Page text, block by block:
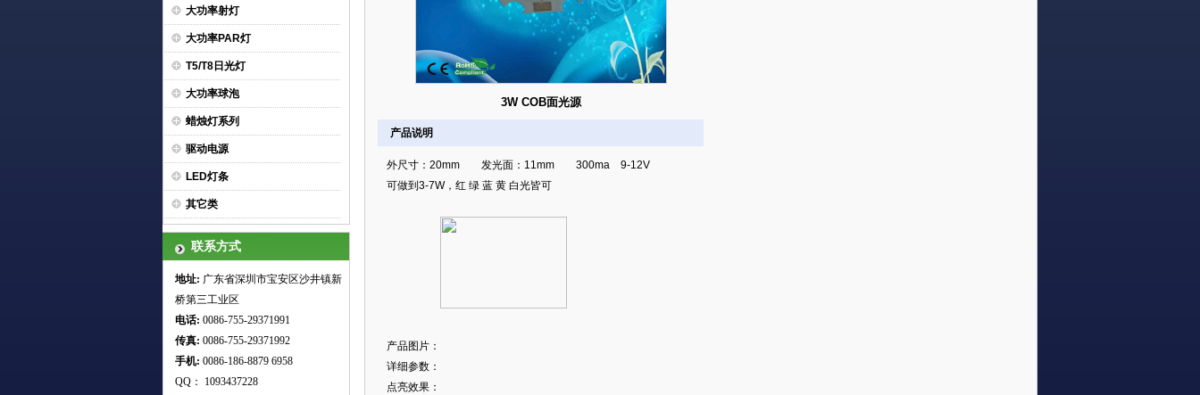
大功率射灯
大功率PAR灯
T5/T8日光灯
大功率球泡
蜡烛灯系列
驱动电源
LED灯条
其它类
联系方式
地址: 广东省深圳市宝安区沙井镇新
桥第三工业区
电话: 0086-755-29371991
传真: 0086-755-29371992
手机: 0086-186-8879 6958
QQ： 1093437228
3W COB面光源
产品说明
外尺寸：20mm 发光面：11mm 300ma 9-12V
可做到3-7W，红 绿 蓝 黄 白光皆可
产品图片：
详细参数：
点亮效果：